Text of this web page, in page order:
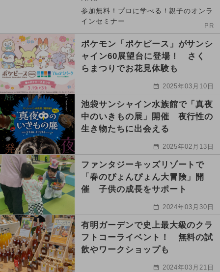
参加無料！プロに学べる！親子のオンラ
インセミナー
PR
ポケモン「ポケピース」がサンシ
ャイン60展望台に登場！ さく
らまつりでお花見体験も
2025年03月10日
池袋サンシャイン水族館で「真夜
中のいきもの展」開催 夜行性の
生き物たちに出会える
2025年02月13日
ファンタジーキッズリゾートで
「春のぴょんぴょん大冒険」開
催 子供の成長をサポート
2024年03月30日
有明ガーデンで史上最大級のクラ
フトコーライベント！ 無料の試
飲やワークショップも
2024年03月21日